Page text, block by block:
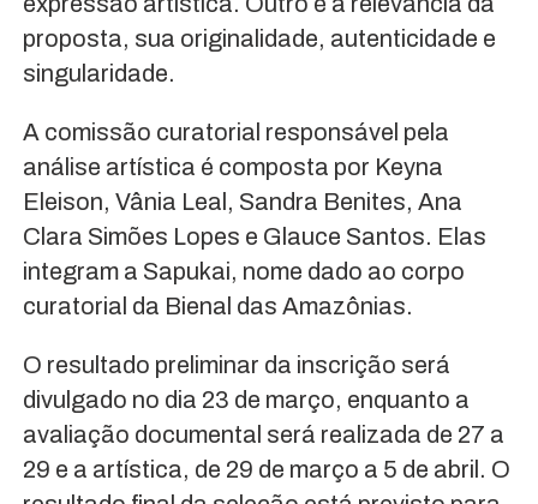
proposta, sua originalidade, autenticidade e
singularidade.
A comissão curatorial responsável pela
análise artística é composta por Keyna
Eleison, Vânia Leal, Sandra Benites, Ana
Clara Simões Lopes e Glauce Santos. Elas
integram a Sapukai, nome dado ao corpo
curatorial da Bienal das Amazônias.
O resultado preliminar da inscrição será
divulgado no dia 23 de março, enquanto a
avaliação documental será realizada de 27 a
29 e a artística, de 29 de março a 5 de abril. O